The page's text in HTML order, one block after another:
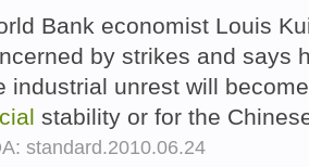
Bank economist Louis
by strikes and says
industrial unrest will
stability or for the
standard.2010.06.24